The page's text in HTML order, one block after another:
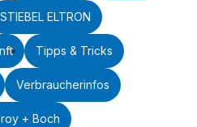
STIEBEL ELTRON
Tipps & Tricks
Verbraucherinfos
+ Boch